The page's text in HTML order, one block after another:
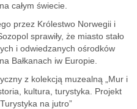
całym świecie.
przez Królestwo Norwegii i
sprawiły, że miasto stało
i odwiedzanych ośrodków
Bałkanach iw Europie.
z kolekcją muzealną „Mur i
kultura, turystyka. Projekt
na jutro”